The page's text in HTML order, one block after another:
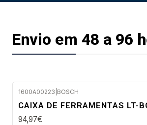
Envio em 48 a 96
1600A00223 BOSCH
CAIXA DE FERRAMENTAS LT-
94,97€